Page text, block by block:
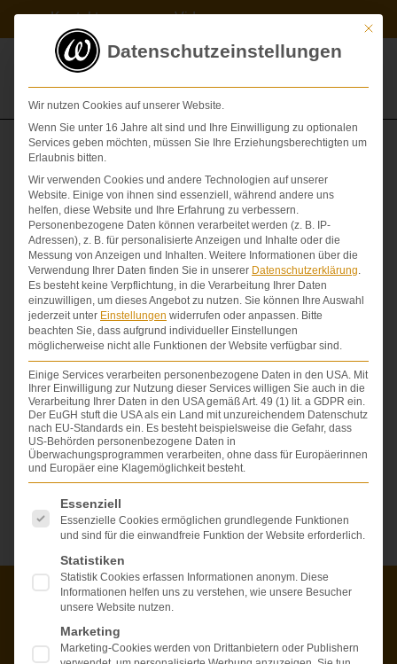
springen
Kontakt Videos
Erklärvideo: Schmerzensgeld – wie viel erhalte ich?
Schmerzensgeld – wie viel erhalte ich?
Wie wird Schmerzensgeld berechnet?
HelfenSchmerzensgeldtabellen?
Welche Faktoren spielen eine Rolle
Sie sind Opfer eines ärztlichen
Behandlungsfehlers
oder wurden bei einem Verkehrsunfall verletzt?
Sie fragen sich, wiehoch Ihr Schmerzensgeld sein
könnte?
Nutzen Sie den kostenlosen Erstkontakt
Mit
Datenschutzeinstellungen
Wir nutzen Cookies auf unserer Website.
Wenn Sie unter 16 Jahre alt sind und Ihre Einwilligung zu optionalen
Services geben möchten, müssen Sie Ihre Erziehungsberechtigten um
Erlaubnis bitten.
Wir verwenden Cookies und andere Technologien auf unserer
Website. Einige von ihnen sind essenziell, während andere uns
helfen, diese Website und Ihre Erfahrung zu verbessern.
Personenbezogene Daten können verarbeitet werden (z. B. IP-
Adressen), z. B. für personalisierte Anzeigen und Inhalte oder die
Messung von Anzeigen und Inhalten. Weitere Informationen über die
Verwendung Ihrer Daten finden Sie in unserer Datenschutzerklärung.
Es besteht keine Verpflichtung, in die Verarbeitung Ihrer Daten
einzuwilligen, um dieses Angebot zu nutzen. Sie können Ihre Auswahl
jederzeit unter Einstellungen widerrufen oder anpassen. Bitte
beachten Sie, dass aufgrund individueller Einstellungen
möglicherweise nicht alle Funktionen der Website verfügbar sind.
Einige Services verarbeiten personenbezogene Daten in den USA. Mit
Ihrer Einwilligung zur Nutzung dieser Services willigen Sie auch in die
Verarbeitung Ihrer Daten in den USA gemäß Art. 49 (1) lit. a GDPR ein.
Der EuGH stuft die USA als ein Land mit unzureichendem Datenschutz
nach EU-Standards ein. Es besteht beispielsweise die Gefahr, dass
US-Behörden personenbezogene Daten in
Überwachungsprogrammen verarbeiten, ohne dass für Europäerinnen
und Europäer eine Klagemöglichkeit besteht.
Es folgt eine Liste der Service-Gruppen, für die eine
Essenziell
Essenzielle Cookies ermöglichen grundlegende Funktionen
und sind für die einwandfreie Funktion der Website erforderlich.
Statistiken
Statistik Cookies erfassen Informationen anonym. Diese
Informationen helfen uns zu verstehen, wie unsere Besucher
unsere Website nutzen.
Marketing
Marketing-Cookies werden von Drittanbietern oder Publishern